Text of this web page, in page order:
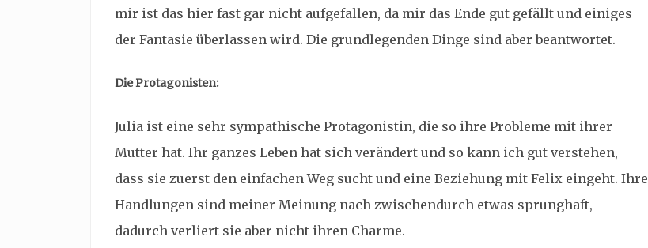
mir ist das hier fast gar nicht aufgefallen, da mir das Ende gut gefällt und einiges
der Fantasie überlassen wird. Die grundlegenden Dinge sind aber beantwortet.
Die Protagonisten:
Julia ist eine sehr sympathische Protagonistin, die so ihre Probleme mit ihrer
Mutter hat. Ihr ganzes Leben hat sich verändert und so kann ich gut verstehen,
dass sie zuerst den einfachen Weg sucht und eine Beziehung mit Felix eingeht. Ihre
Handlungen sind meiner Meinung nach zwischendurch etwas sprunghaft,
dadurch verliert sie aber nicht ihren Charme.